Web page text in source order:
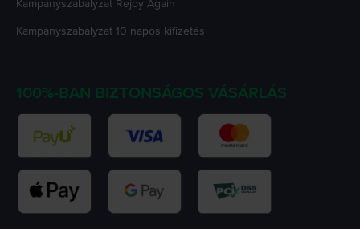
Kampányszabályzat Rejoy Again
Kampányszabályzat 10 napos kifizetés
100%-BAN BIZTONSÁGOS VÁSÁRLÁS